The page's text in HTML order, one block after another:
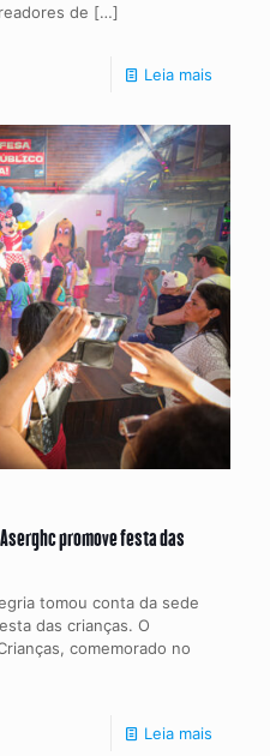
de […]
Leia mais
promove festa das
tomou conta da sede
das crianças. O
comemorado no
Leia mais